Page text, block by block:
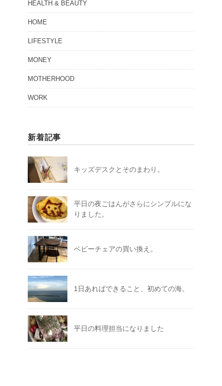
HEALTH & BEAUTY
HOME
LIFESTYLE
MONEY
MOTHERHOOD
WORK
新着記事
キッズデスクとそのまわり。
平日の夜ごはんがさらにシンプルにな
りました。
ベビーチェアの買い換え。
1日あればできること、初めての海。
平日の料理担当になりました